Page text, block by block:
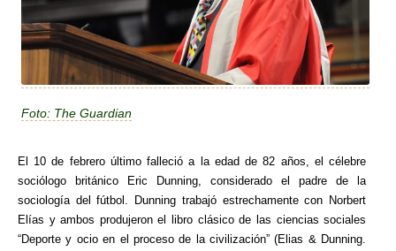
Foto: The Guardian
El 10 de febrero último falleció a la edad de 82 años, el célebre
sociólogo británico Eric Dunning, considerado el padre de la
sociología del fútbol. Dunning trabajó estrechamente con Norbert
Elías y ambos produjeron el libro clásico de las ciencias sociales
“Deporte y ocio en el proceso de la civilización” (Elias & Dunning.